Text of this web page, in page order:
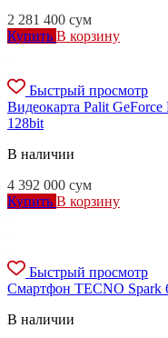
2 281 400 сум
Купить В корзину
Быстрый просмотр
Видеокарта Palit
128bit
В наличии
4 392 000 сум
Купить В корзину
Быстрый просмотр
Смартфон TECNO Spark
В наличии